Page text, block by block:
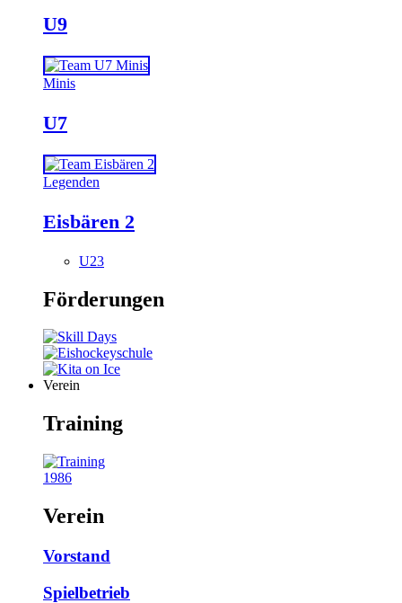
U9
Minis
U7
Legenden
Eisbären 2
U23
Förderungen
Verein
Training
1986
Verein
Vorstand
Spielbetrieb